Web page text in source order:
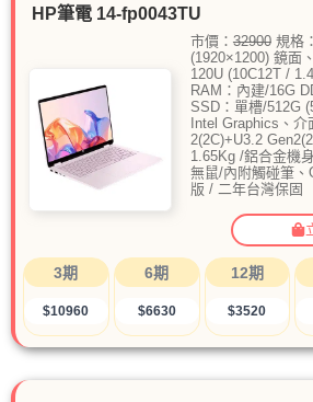
HP筆電 14-fp0043TU
市價： 32900規格
(1920×1200) 鏡面
120U (10C12T /
RAM：內建/16G
SSD：單槽/512G
Intel Graphics、
2(2C)+U3.2
1.65Kg /鋁合金機
無鼠/內附觸碰筆、
版 / 二年台灣保固
3期
$10960
6期
$6630
12期
$3520